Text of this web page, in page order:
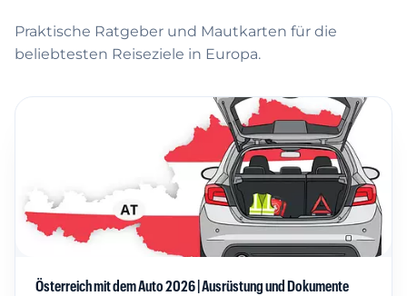
Praktische Ratgeber und Mautkarten für die
beliebtesten Reiseziele in Europa.
Österreich mit dem Auto 2026 | Ausrüstung und Dokumente